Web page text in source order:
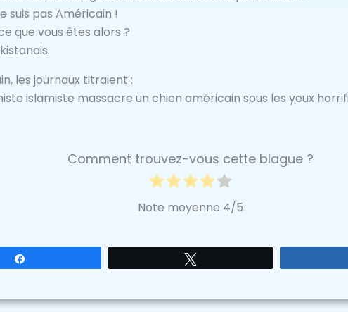
suis pas Américain !
que vous êtes alors ?
les journaux titraient :
islamiste massacre un chien américain sous les yeux
Comment trouvez-vous cette blague ?
Note moyenne 4/5